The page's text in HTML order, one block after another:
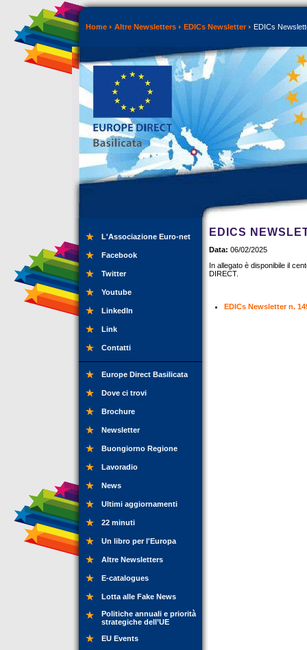
Home Altre Newsletters EDICs Newsletter EDICs
L'Associazione Euro-net
Facebook
Twitter
Youtube
LinkedIn
Link
Contatti
Europe Direct Basilicata
Dove ci trovi
Brochure
Newsletter
Buongiorno Regione
Lavoradio
News
Ultimi aggiornamenti
22 minuti
Un libro per l'Europa
Altre Newsletters
E-catalogues
Lotta alle Fake News
Politiche annuali e priorità
strategiche dell’UE
EU Events
EDICS
Data: 06/02/2025
In allegato è disponibile il
DIRECT.
EDICs Newsletter n.